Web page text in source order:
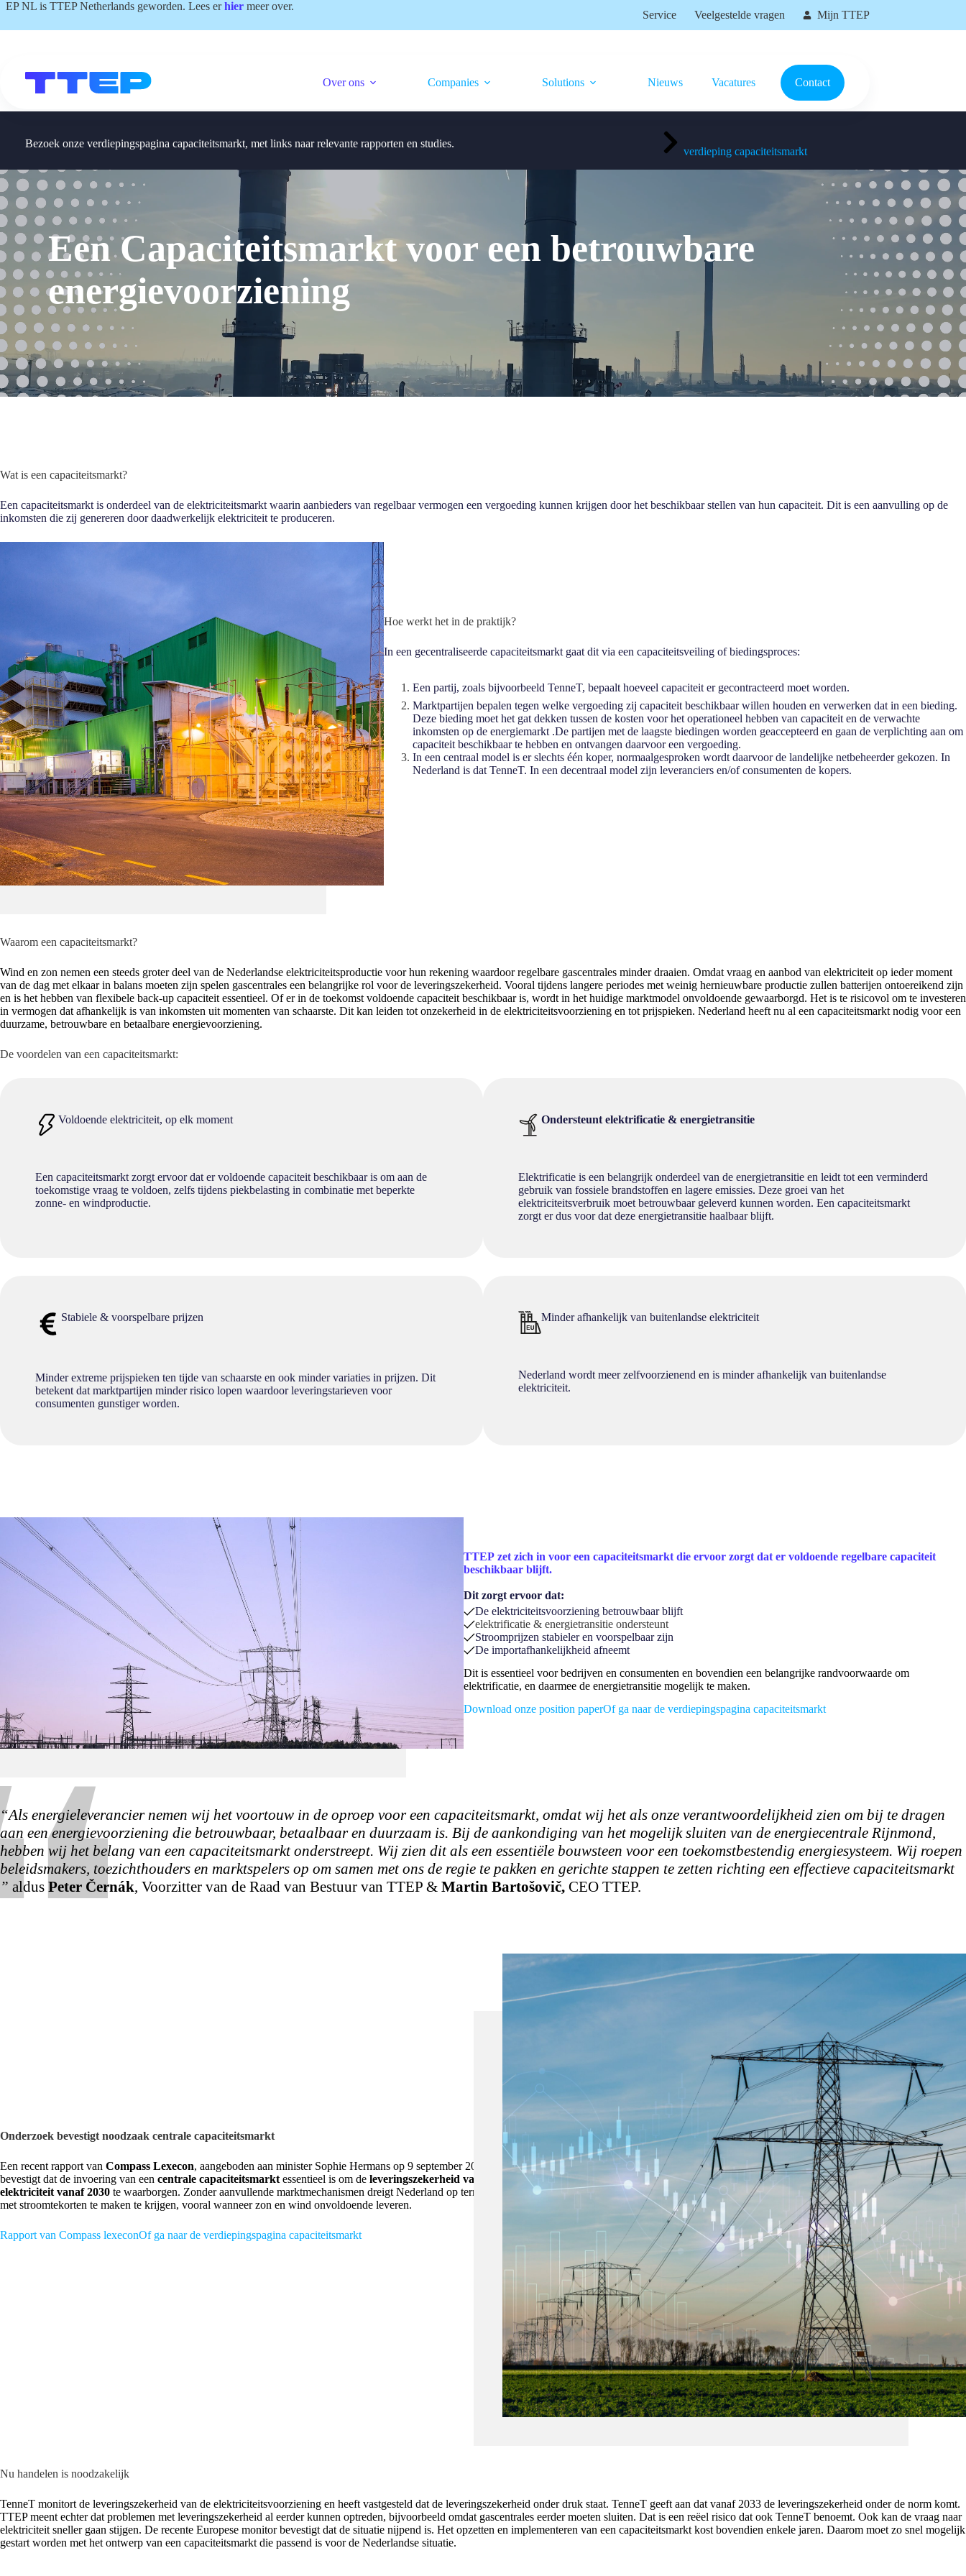
Ga
de
EP NL is TTEP Netherlands geworden. Lees erhier meer over.
Service Veelgestelde vragen Mijn TTEP
Over ons Companies Solutions Nieuws Vacatures Contact
Bezoek onze verdiepingspagina capaciteitsmarkt, met links naar relevante rapporten en studies.
verdieping capaciteitsmarkt
Een Capaciteitsmarkt voor een betrouwbare
energievoorziening
Wat is een capaciteitsmarkt?
Een capaciteitsmarkt is onderdeel van de elektriciteitsmarkt waarin aanbieders van regelbaar vermogen een vergoeding kunnen krijgen door het beschikbaar stellen van hun capaciteit. Dit is een aanvulling op de
inkomsten die zij genereren door daadwerkelijk elektriciteit te produceren.
Hoe werkt het in de praktijk?
In een gecentraliseerde capaciteitsmarkt gaat dit via een capaciteitsveiling of biedingsproces:
Een partij, zoals bijvoorbeeld TenneT, bepaalt hoeveel capaciteit er gecontracteerd moet worden.
Marktpartijen bepalen tegen welke vergoeding zij capaciteit beschikbaar willen houden en verwerken dat in een bieding.
Deze bieding moet het gat dekken tussen de kosten voor het operationeel hebben van capaciteit en de verwachte
inkomsten op de energiemarkt .De partijen met de laagste biedingen worden geaccepteerd en gaan de verplichting aan om
capaciteit beschikbaar te hebben en ontvangen daarvoor een vergoeding.
In een centraal model is er slechts één koper, normaalgesproken wordt daarvoor de landelijke netbeheerder gekozen. In
Nederland is dat TenneT. In een decentraal model zijn leveranciers en/of consumenten de kopers.
Waarom een capaciteitsmarkt?
Wind en zon nemen een steeds groter deel van de Nederlandse elektriciteitsproductie voor hun rekening waardoor regelbare gascentrales minder draaien. Omdat vraag en aanbod van elektriciteit op ieder moment
van de dag met elkaar in balans moeten zijn spelen gascentrales een belangrijke rol voor de leveringszekerheid. Vooral tijdens langere periodes met weinig hernieuwbare productie zullen batterijen ontoereikend zijn
en is het hebben van flexibele back-up capaciteit essentieel. Of er in de toekomst voldoende capaciteit beschikbaar is, wordt in het huidige marktmodel onvoldoende gewaarborgd. Het is te risicovol om te investeren
in vermogen dat afhankelijk is van inkomsten uit momenten van schaarste. Dit kan leiden tot onzekerheid in de elektriciteitsvoorziening en tot prijspieken. Nederland heeft nu al een capaciteitsmarkt nodig voor een
duurzame, betrouwbare en betaalbare energievoorziening.
De voordelen van een capaciteitsmarkt:
Voldoende elektriciteit, op elk moment
Een capaciteitsmarkt zorgt ervoor dat er voldoende capaciteit beschikbaar is om aan de
toekomstige vraag te voldoen, zelfs tijdens piekbelasting in combinatie met beperkte
zonne- en windproductie.
Ondersteunt elektrificatie & energietransitie
Elektrificatie is een belangrijk onderdeel van de energietransitie en leidt tot een verminderd
gebruik van fossiele brandstoffen en lagere emissies. Deze groei van het
elektriciteitsverbruik moet betrouwbaar geleverd kunnen worden. Een capaciteitsmarkt
zorgt er dus voor dat deze energietransitie haalbaar blijft.
Stabiele & voorspelbare prijzen
Minder extreme prijspieken ten tijde van schaarste en ook minder variaties in prijzen. Dit
betekent dat marktpartijen minder risico lopen waardoor leveringstarieven voor
consumenten gunstiger worden.
Minder afhankelijk van buitenlandse elektriciteit
Nederland wordt meer zelfvoorzienend en is minder afhankelijk van buitenlandse
elektriciteit.
TTEP zet zich in voor een capaciteitsmarkt die ervoor zorgt dat er voldoende regelbare capaciteit
beschikbaar blijft.
Dit zorgt ervoor dat:
De elektriciteitsvoorziening betrouwbaar blijft
elektrificatie & energietransitie ondersteunt
Stroomprijzen stabieler en voorspelbaar zijn
De importafhankelijkheid afneemt
Dit is essentieel voor bedrijven en consumenten en bovendien een belangrijke randvoorwaarde om
elektrificatie, en daarmee de energietransitie mogelijk te maken.
Download onze position paperOf ga naar de verdiepingspagina capaciteitsmarkt
“Als energieleverancier nemen wij het voortouw in de oproep voor een capaciteitsmarkt, omdat wij het als onze verantwoordelijkheid zien om bij te dragen
aan een energievoorziening die betrouwbaar, betaalbaar en duurzaam is. Bij de aankondiging van het mogelijk sluiten van de energiecentrale Rijnmond,
hebben wij het belang van een capaciteitsmarkt onderstreept. Wij zien dit als een essentiële bouwsteen voor een toekomstbestendig energiesysteem. Wij roepen
beleidsmakers, toezichthouders en marktspelers op om samen met ons de regie te pakken en gerichte stappen te zetten richting een effectieve capaciteitsmarkt
” aldus Peter Černák, Voorzitter van de Raad van Bestuur van TTEP & Martin Bartošovič, CEO TTEP.
Onderzoek bevestigt noodzaak centrale capaciteitsmarkt
Een recent rapport van Compass Lexecon, aangeboden aan minister Sophie Hermans op 9 september 2025,
bevestigt dat de invoering van een centrale capaciteitsmarkt essentieel is om de leveringszekerheid van
elektriciteit vanaf 2030 te waarborgen. Zonder aanvullende marktmechanismen dreigt Nederland op termijn
met stroomtekorten te maken te krijgen, vooral wanneer zon en wind onvoldoende leveren.
Rapport van Compass lexeconOf ga naar de verdiepingspagina capaciteitsmarkt
Nu handelen is noodzakelijk
TenneT monitort de leveringszekerheid van de elektriciteitsvoorziening en heeft vastgesteld dat de leveringszekerheid onder druk staat. TenneT geeft aan dat vanaf 2033 de leveringszekerheid onder de norm komt.
TTEP meent echter dat problemen met leveringszekerheid al eerder kunnen optreden, bijvoorbeeld omdat gascentrales eerder moeten sluiten. Dat is een reëel risico dat ook TenneT benoemt. Ook kan de vraag naar
elektriciteit sneller gaan stijgen. De recente Europese monitor bevestigt dat de situatie nijpend is. Het opzetten en implementeren van een capaciteitsmarkt kost bovendien enkele jaren. Daarom moet zo snel mogelijk
gestart worden met het ontwerp van een capaciteitsmarkt die passend is voor de Nederlandse situatie.